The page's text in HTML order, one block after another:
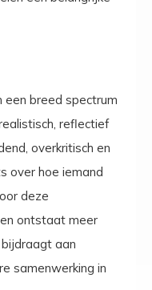
een breed spectrum
reflectief
overkritisch en
over hoe iemand
deze
ontstaat meer
aan
samenwerking in